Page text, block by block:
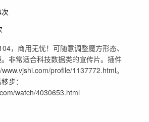
，商用无忧！可随意调整魔方形态、
非常适合科技数据类的宣传片。插件
profile/1137772.html。
步：
watch/4030653.html